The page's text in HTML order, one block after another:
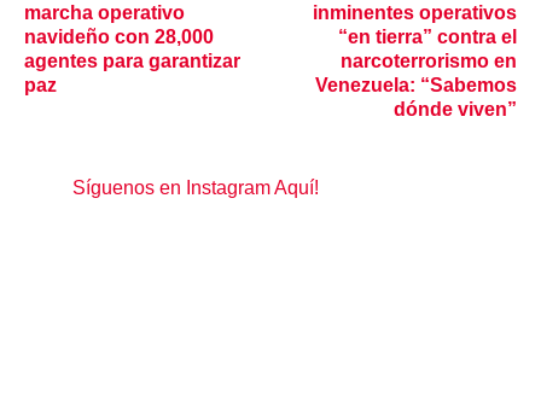
marcha operativo
navideño con 28,000
agentes para garantizar
paz
inminentes operativos
“en tierra” contra el
narcoterrorismo en
Venezuela: “Sabemos
dónde viven”
Síguenos en Instagram Aquí!